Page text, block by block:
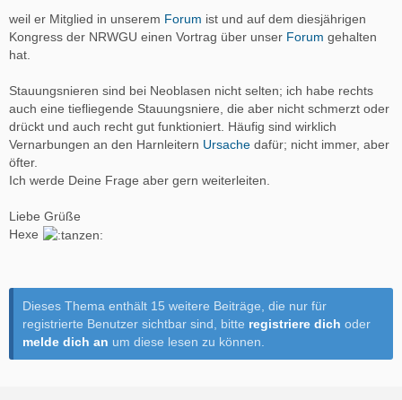
weil er Mitglied in unserem Forum ist und auf dem diesjährigen
Kongress der NRWGU einen Vortrag über unser Forum gehalten
hat.
Stauungsnieren sind bei Neoblasen nicht selten; ich habe rechts
auch eine tiefliegende Stauungsniere, die aber nicht schmerzt oder
drückt und auch recht gut funktioniert. Häufig sind wirklich
Vernarbungen an den Harnleitern Ursache dafür; nicht immer, aber
öfter.
Ich werde Deine Frage aber gern weiterleiten.
Liebe Grüße
Hexe
Dieses Thema enthält 15 weitere Beiträge, die nur für
registrierte Benutzer sichtbar sind, bitte registriere dich oder
melde dich an um diese lesen zu können.